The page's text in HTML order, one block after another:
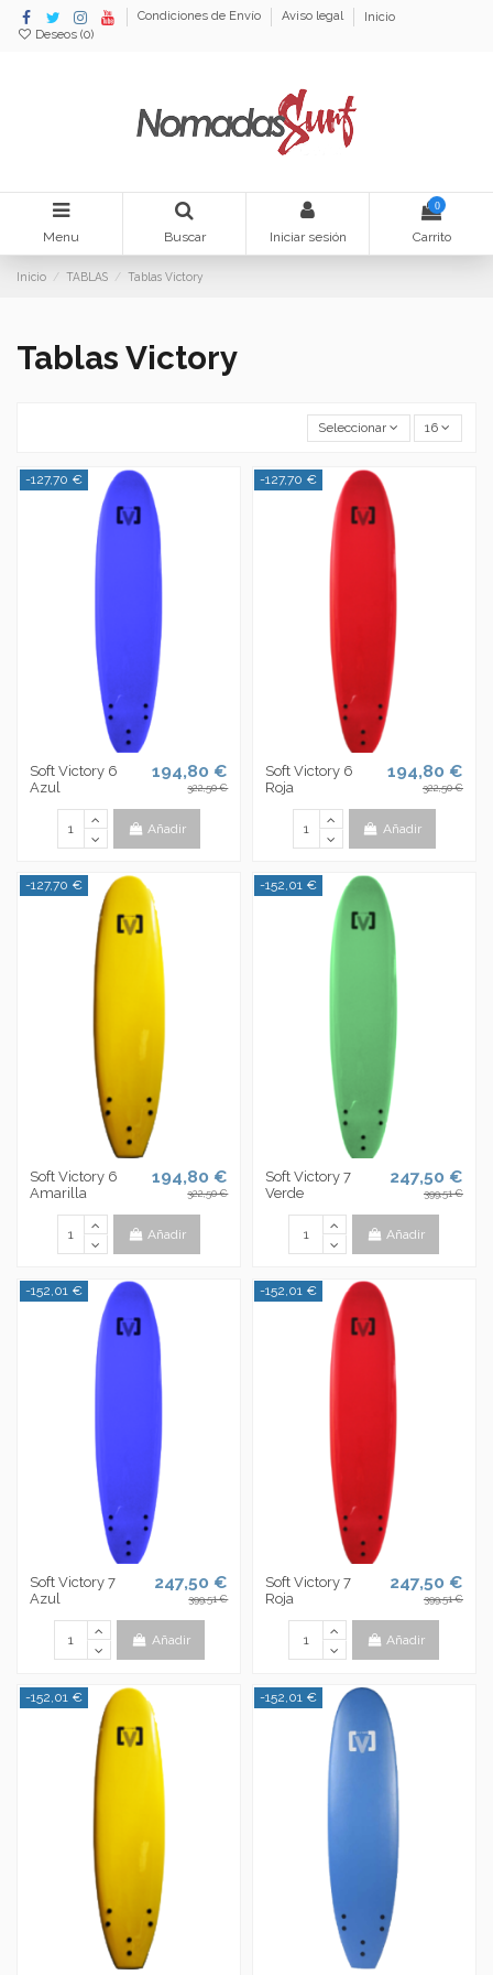
Condiciones de Envío Aviso legal
Inicio
Deseos (0)
Menu Buscar Iniciar sesión
0
Carrito
Inicio TABLAS Tablas Victory
Tablas Victory
Seleccionar 16
-127,70 €
Soft Victory 6
Azul
194,80 €
322,50 €
Añadir
-127,70 €
Soft Victory 6
Roja
194,80 €
322,50 €
Añadir
-127,70 €
Soft Victory 6
Amarilla
194,80 €
322,50 €
Añadir
-152,01 €
Soft Victory 7
Verde
247,50 €
399,51 €
Añadir
-152,01 €
Soft Victory 7
Azul
247,50 €
399,51 €
Añadir
-152,01 €
Soft Victory 7
Roja
247,50 €
399,51 €
Añadir
-152,01 € -152,01 €